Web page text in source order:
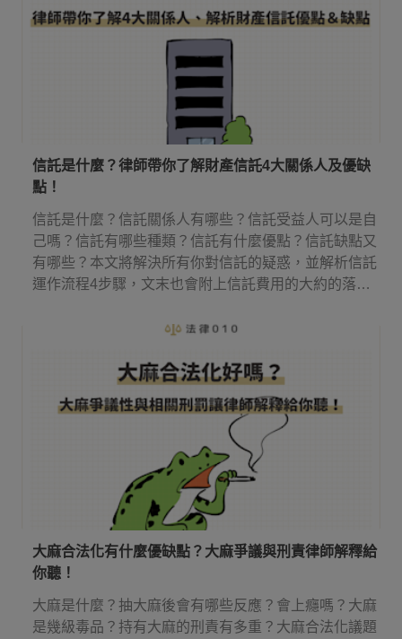
信託是什麼？律師帶你了解財產信託4大關係人及優缺
點！
信託是什麼？信託關係人有哪些？信託受益人可以是自
己嗎？信託有哪些種類？信託有什麼優點？信託缺點又
有哪些？本文將解決所有你對信託的疑惑，並解析信託
運作流程4步驟，文末也會附上信託費用的大約的落
大麻合法化有什麼優缺點？大麻爭議與刑責律師解釋給
你聽！
大麻是什麼？抽大麻後會有哪些反應？會上癮嗎？大麻
是幾級毒品？持有大麻的刑責有多重？大麻合法化議題